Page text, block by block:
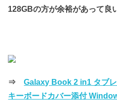
128GBの方が余裕があって良
⇒Galaxy Book 2 in1 タブ
キーボードカバー添付